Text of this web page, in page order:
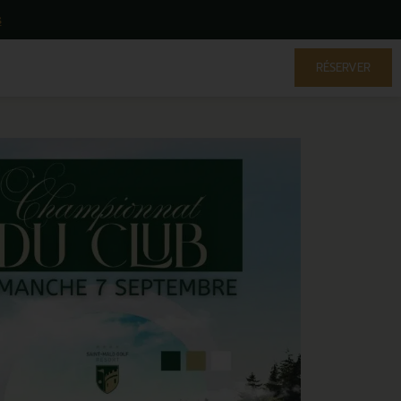
RÉSERVER